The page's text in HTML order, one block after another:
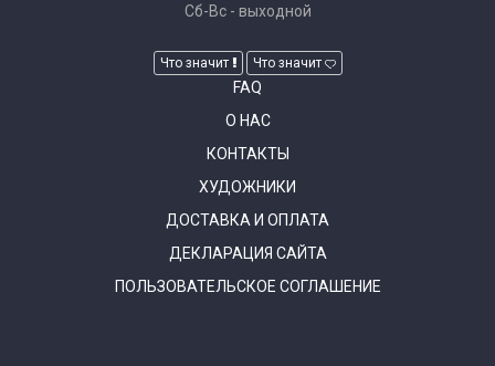
Сб-Вс - выходной
Что значит Что значит
FAQ
О НАС
КОНТАКТЫ
ХУДОЖНИКИ
ДОСТАВКА И ОПЛАТА
ДЕКЛАРАЦИЯ САЙТА
ПОЛЬЗОВАТЕЛЬСКОЕ СОГЛАШЕНИЕ